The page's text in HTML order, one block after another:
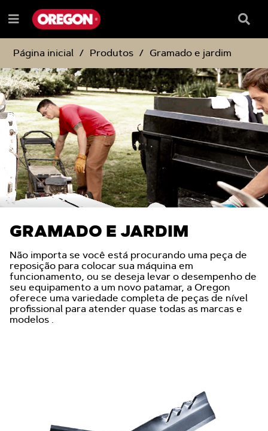
IGNORAR
SEGUIR
PARA
CONTEÚDO
IGNORAR
SEGUIR
PARA
MENU
DE
NAVEGAÇÃO
Menu
Caixa
de
Página inicial
Produtos Gramado e jardim
GRAMADO E JARDIM
Não importa se você está procurando uma peça de
reposição para colocar sua máquina em
funcionamento, ou se deseja levar o desempenho de
seu equipamento a um novo patamar, a Oregon
oferece uma variedade completa de peças de nível
profissional para atender quase todas as marcas e
modelos .